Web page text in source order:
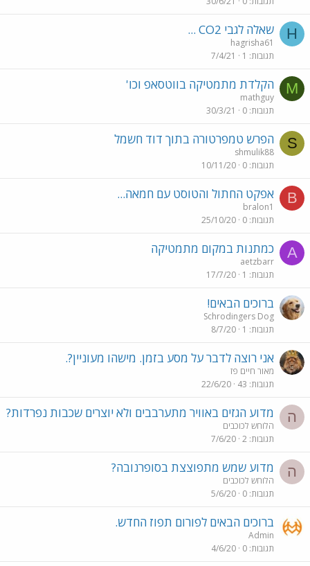
H שאלה לגבי CO2 ...
hagrisha61
תגובות 1
7/4/21
M הקלדת מתמטיקה בווטסאפ וכו'
mathguy
תגובות 0
30/3/21
S הפרש טמפרטורה בתוך דוד חשמל
shmulik88
תגובות 0
10/11/20
B אפקט החתול והטוסט עם חמאה...
bralon1
תגובות 0
25/10/20
A כמתנות במקום מתמטיקה
aetzbarr
תגובות 1
17/7/20
ברוכים הבאים!
Schrodingers Dog
תגובות 1
8/7/20
אני רוצה לדבר על מסע בזמן. מישהו מעוניין?.
מאור חיים פז
תגובות 43
22/6/20
ה מדוע הגזים באוויר מתערבבים ולא יוצרים שכבות נפרדות?
הלוחש לכוכבים
תגובות 2
7/6/20
ה מדוע שמש מתפוצצת בסופרנובה?
הלוחש לכוכבים
תגובות 0
5/6/20
ברוכים הבאים לפורום תפוז החדש.
Admin
תגובות 0
4/6/20